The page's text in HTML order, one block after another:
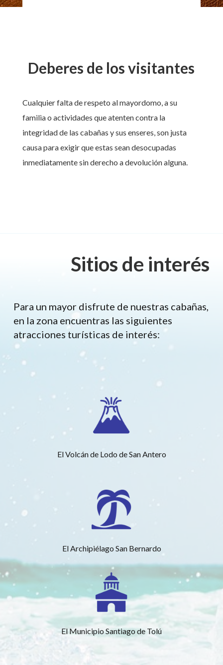
Deberes de los visitantes
Cualquier falta de respeto al mayordomo, a su
familia o actividades que atenten contra la
integridad de las cabañas y sus enseres, son justa
causa para exigir que estas sean desocupadas
inmediatamente sin derecho a devolución alguna.
Sitios de interés
Para un mayor disfrute de nuestras cabañas,
en la zona encuentras las siguientes
atracciones turísticas de interés:
El Volcán de Lodo de San Antero
El Archipiélago San Bernardo
El Municipio Santiago de Tolú